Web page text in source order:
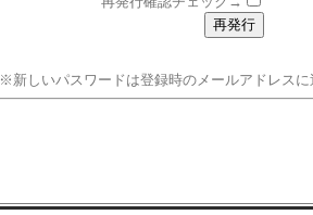
※新しいパスワードは登録時のメールアドレスに